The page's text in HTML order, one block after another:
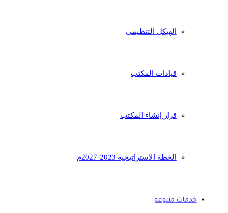
الهيكل التنظيمى
قيادات المكتب
قرار إنشاء المكتب
الخطة الاستراتيجية 2023-2027م
خدمات متنوعة